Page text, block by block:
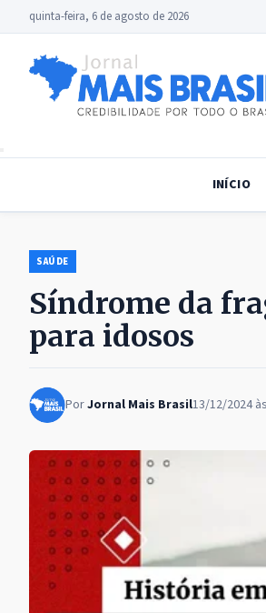
quinta-feira, 6 de agosto de 2026
INÍCIO
SAÚDE
Síndrome da
para idosos
PorJornal Mais Brasil13/12/2024